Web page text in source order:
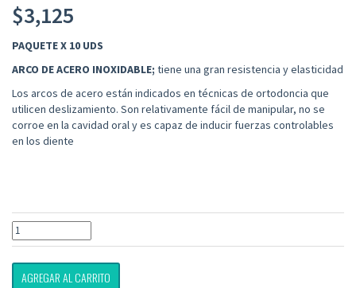
$3,125
PAQUETE X 10 UDS
ARCO DEACERO INOXIDABLE; tiene una gran resistencia y elasticidad
Los arcos de acero están indicados en técnicas de ortodoncia que
utilicen deslizamiento. Son relativamente fácil de manipular, no se
corroe en la cavidad oral y es capaz de inducir fuerzas controlables
en los diente
AGREGAR AL CARRITO